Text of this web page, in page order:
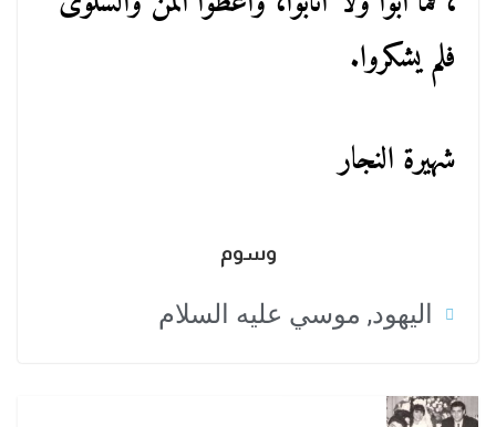
فلم يشكروا.
شهيرة النجار
وسوم
اليهود, موسي عليه السلام